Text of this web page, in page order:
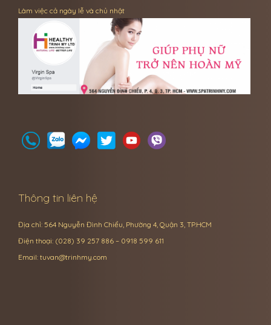
Làm việc cả ngày lễ và chủ nhật
Thông tin liên hệ
Địa chỉ: 564 Nguyễn Đình Chiểu, Phường 4, Quận 3, TP.HCM
Điện thoại: (028) 39 257 886 – 0918 599 611
Email: tuvan@trinhmy.com